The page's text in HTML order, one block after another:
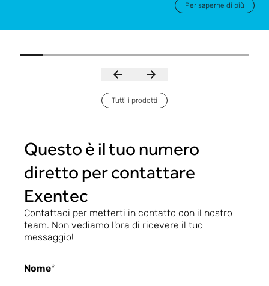
Per saperne di più
Tutti i prodotti
Questo è il tuo numero
diretto per contattare
Exentec
Contattaci per metterti in contatto con il nostro
team. Non vediamo l'ora di ricevere il tuo
messaggio!
Nome*